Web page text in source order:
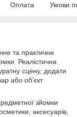
Оплата Умови
та практичне
Реалістична
сцену, додати
або об’єкт
зйомки
аксесуарів,